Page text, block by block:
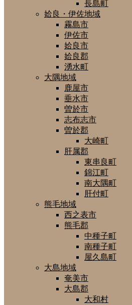
長島町
姶良・伊佐地域
霧島市
伊佐市
姶良市
姶良郡
湧水町
大隅地域
鹿屋市
垂水市
曽於市
志布志市
曽於郡
大崎町
肝属郡
東串良町
錦江町
南大隅町
肝付町
熊毛地域
西之表市
熊毛郡
中種子町
南種子町
屋久島町
大島地域
奄美市
大島郡
大和村